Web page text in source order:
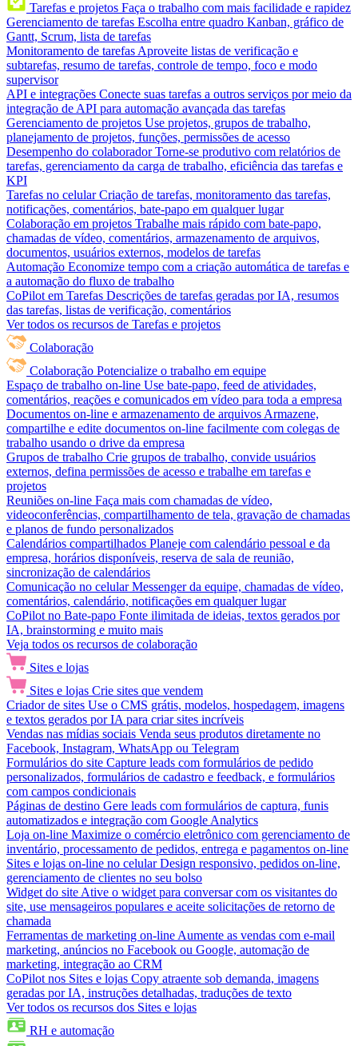
Tarefas e projetos Faça o trabalho com mais facilidade e rapidez
Gerenciamento de tarefas Escolha entre quadro Kanban, gráfico de
Gantt, Scrum, lista de tarefas
Monitoramento de tarefas Aproveite listas de verificação e
subtarefas, resumo de tarefas, controle de tempo, foco e modo
supervisor
API e integrações Conecte suas tarefas a outros serviços por meio da
integração de API para automação avançada das tarefas
Gerenciamento de projetos Use projetos, grupos de trabalho,
planejamento de projetos, funções, permissões de acesso
Desempenho do colaborador Torne-se produtivo com relatórios de
tarefas, gerenciamento da carga de trabalho, eficiência das tarefas e
KPI
Tarefas no celular Criação de tarefas, monitoramento das tarefas,
notificações, comentários, bate-papo em qualquer lugar
Colaboração em projetos Trabalhe mais rápido com bate-papo,
chamadas de vídeo, comentários, armazenamento de arquivos,
documentos, usuários externos, modelos de tarefas
Automação Economize tempo com a criação automática de tarefas e
a automação do fluxo de trabalho
CoPilot em Tarefas Descrições de tarefas geradas por IA, resumos
das tarefas, listas de verificação, comentários
Ver todos os recursos de Tarefas e projetos
Colaboração
Colaboração Potencialize o trabalho em equipe
Espaço de trabalho on-line Use bate-papo, feed de atividades,
comentários, reações e comunicados em vídeo para toda a empresa
Documentos on-line e armazenamento de arquivos Armazene,
compartilhe e edite documentos on-line facilmente com colegas de
trabalho usando o drive da empresa
Grupos de trabalho Crie grupos de trabalho, convide usuários
externos, defina permissões de acesso e trabalhe em tarefas e
projetos
Reuniões on-line Faça mais com chamadas de vídeo,
videoconferências, compartilhamento de tela, gravação de chamadas
e planos de fundo personalizados
Calendários compartilhados Planeje com calendário pessoal e da
empresa, horários disponíveis, reserva de sala de reunião,
sincronização de calendários
Comunicação no celular Messenger da equipe, chamadas de vídeo,
comentários, calendário, notificações em qualquer lugar
CoPilot no Bate-papo Fonte ilimitada de ideias, textos gerados por
IA, brainstorming e muito mais
Veja todos os recursos de colaboração
Sites e lojas
Sites e lojas Crie sites que vendem
Criador de sites Use o CMS grátis, modelos, hospedagem, imagens
e textos gerados por IA para criar sites incríveis
Vendas nas mídias sociais Venda seus produtos diretamente no
Facebook, Instagram, WhatsApp ou Telegram
Formulários do site Capture leads com formulários de pedido
personalizados, formulários de cadastro e feedback, e formulários
com campos condicionais
Páginas de destino Gere leads com formulários de captura, funis
automatizados e integração com Google Analytics
Loja on-line Maximize o comércio eletrônico com gerenciamento de
inventário, processamento de pedidos, entrega e pagamentos on-line
Sites e lojas on-line no celular Design responsivo, pedidos on-line,
gerenciamento de clientes no seu bolso
Widget do site Ative o widget para conversar com os visitantes do
site, use mensageiros populares e aceite solicitações de retorno de
chamada
Ferramentas de marketing on-line Aumente as vendas com e-mail
marketing, anúncios no Facebook ou Google, automação de
marketing, integração ao CRM
CoPilot nos Sites e lojas Copy atraente sob demanda, imagens
geradas por IA, instruções detalhadas, traduções de texto
Ver todos os recursos dos Sites e lojas
RH e automação